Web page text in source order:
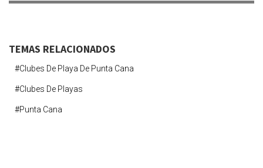
TEMAS RELACIONADOS
#clubes De Playa De Punta Cana
#clubes De Playas
#punta Cana